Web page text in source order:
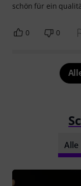
schön für ein
0 0
Alle